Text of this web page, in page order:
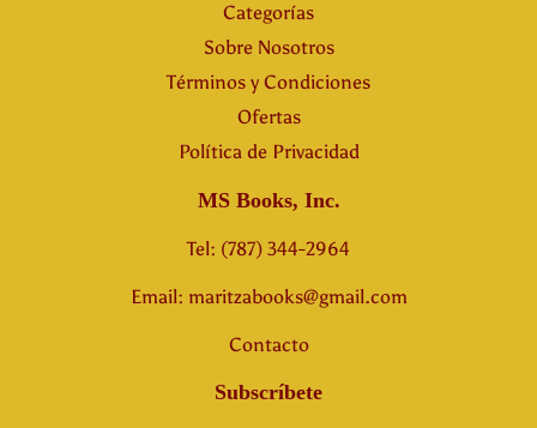
Categorías
Sobre Nosotros
Términos y Condiciones
Ofertas
Política de Privacidad
MS Books, Inc.
Tel: (787) 344-2964
Email: maritzabooks@gmail.com
Contacto
Subscríbete